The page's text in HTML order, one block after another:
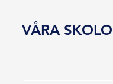
VÅRA